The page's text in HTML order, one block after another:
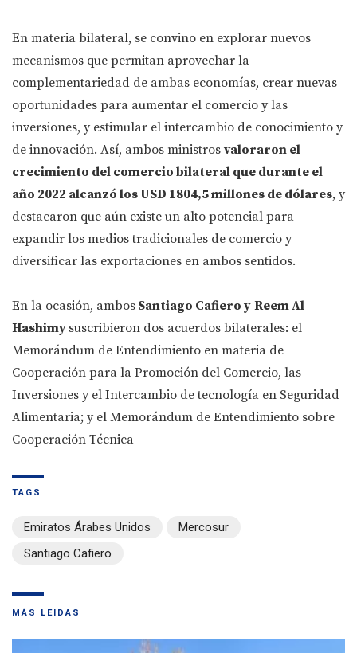
En materia bilateral, se convino en explorar nuevos
mecanismos que permitan aprovechar la
complementariedad de ambas economías, crear nuevas
oportunidades para aumentar el comercio y las
inversiones, y estimular el intercambio de conocimiento y
de innovación. Así, ambos ministros valoraron el
crecimiento del comercio bilateral que durante el
año 2022 alcanzó los USD 1804,5 millones de dólares, y
destacaron que aún existe un alto potencial para
expandir los medios tradicionales de comercio y
diversificar las exportaciones en ambos sentidos.
En la ocasión, ambos Santiago Cafiero y Reem Al
Hashimy suscribieron dos acuerdos bilaterales: el
Memorándum de Entendimiento en materia de
Cooperación para la Promoción del Comercio, las
Inversiones y el Intercambio de tecnología en Seguridad
Alimentaria; y el Memorándum de Entendimiento sobre
Cooperación Técnica
TAGS
Emiratos Árabes Unidos
Mercosur
Santiago Cafiero
MÁS LEIDAS